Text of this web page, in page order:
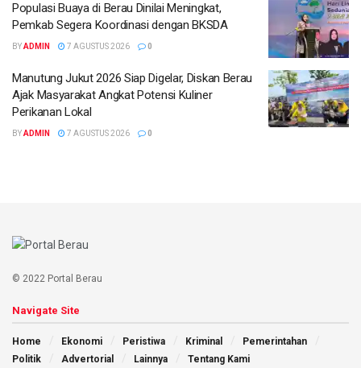
Populasi Buaya di Berau Dinilai Meningkat,
Pemkab Segera Koordinasi dengan BKSDA
BYADMIN 7 AGUSTUS 2026 0
Manutung Jukut 2026 Siap Digelar, Diskan Berau
Ajak Masyarakat Angkat Potensi Kuliner
Perikanan Lokal
BYADMIN 7 AGUSTUS 2026 0
© 2022 Portal Berau
Navigate Site
Home Ekonomi Peristiwa Kriminal
Pemerintahan
Politik
Advertorial Lainnya Tentang Kami